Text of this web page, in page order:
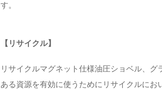
す。
【リサイクル】
リサイクルマグネット仕様油圧ショベル、
ある資源を有効に使うためにリサイクルにお